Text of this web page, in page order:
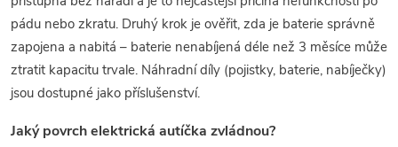
pádu nebo zkratu. Druhý krok je ověřit, zda je baterie správně
zapojena a nabitá – baterie nenabíjená déle než 3 měsíce může
ztratit kapacitu trvale. Náhradní díly (pojistky, baterie, nabíječky)
jsou dostupné jako příslušenství.
Jaký povrch elektrická autíčka zvládnou?